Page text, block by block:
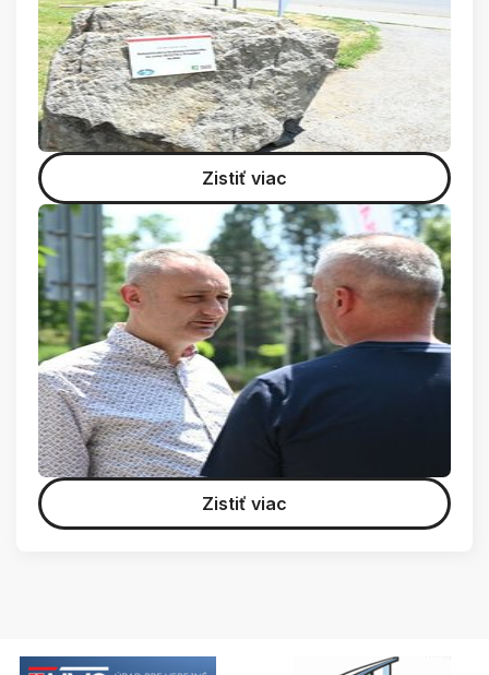
Zistiť viac
Zistiť viac